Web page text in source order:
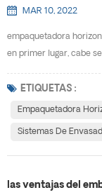
MAR 10, 2022
empaquetadora
en primer lugar, cabe
de manera más rápida
la línea de empaque,
ETIQUETAS :
Empaquetadora
Sistemas De
las ventajas del